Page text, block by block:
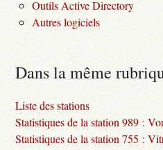
Outils Active Directory
Autres logiciels
Dans la même
Liste des stations
Statistiques de la station 989 :
Statistiques de la station 755 :